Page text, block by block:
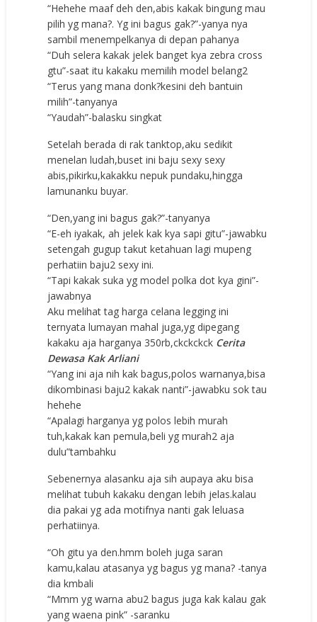
“Hehehe maaf deh den,abis kakak bingung mau
pilih yg mana?. Yg ini bagus gak?”-yanya nya
sambil menempelkanya di depan pahanya
“Duh selera kakak jelek banget kya zebra cross
gtu”-saat itu kakaku memilih model belang2
“Terus yang mana donk?kesini deh bantuin
milih”-tanyanya
“Yaudah”-balasku singkat
Setelah berada di rak tanktop,aku sedikit
menelan ludah,buset ini baju sexy sexy
abis,pikirku,kakakku nepuk pundaku,hingga
lamunanku buyar.
“Den,yang ini bagus gak?”-tanyanya
“E-eh iyakak, ah jelek kak kya sapi gitu”-jawabku
setengah gugup takut ketahuan lagi mupeng
perhatiin baju2 sexy ini.
“Tapi kakak suka yg model polka dot kya gini”-
jawabnya
Aku melihat tag harga celana legging ini
ternyata lumayan mahal juga,yg dipegang
kakaku aja harganya 350rb,ckckckck Cerita
Dewasa Kak Arliani
“Yang ini aja nih kak bagus,polos warnanya,bisa
dikombinasi baju2 kakak nanti”-jawabku sok tau
hehehe
“Apalagi harganya yg polos lebih murah
tuh,kakak kan pemula,beli yg murah2 aja
dulu”tambahku
Sebenernya alasanku aja sih aupaya aku bisa
melihat tubuh kakaku dengan lebih jelas.kalau
dia pakai yg ada motifnya nanti gak leluasa
perhatiinya.
“Oh gitu ya den.hmm boleh juga saran
kamu,kalau atasanya yg bagus yg mana? -tanya
dia kmbali
“Mmm yg warna abu2 bagus juga kak kalau gak
yang waena pink” -saranku